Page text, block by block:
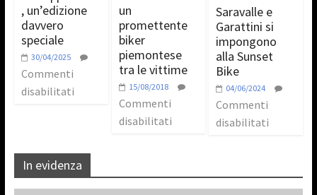
, un’edizione
davvero
speciale
30/04/2025
Commenti
disabilitati
un
promettente
biker
piemontese
tra le vittime
15/08/2018
Commenti
disabilitati
Saravalle e
Garattini si
impongono
alla Sunset
Bike
04/06/2024
Commenti
disabilitati
In evidenza